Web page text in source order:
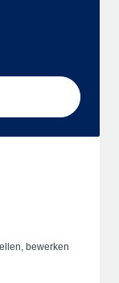
bewerken